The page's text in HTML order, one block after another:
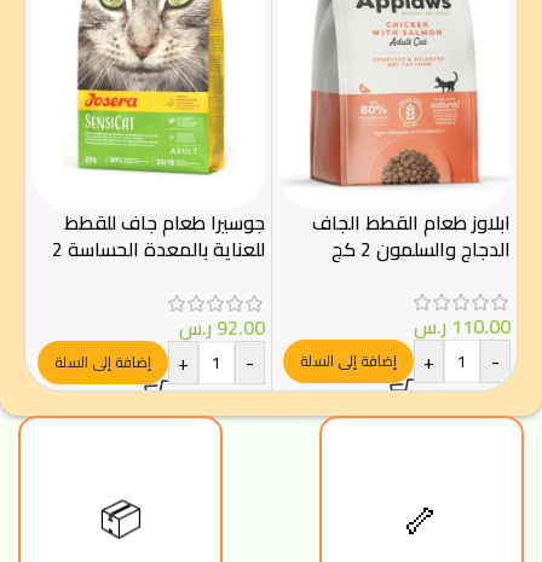
ابلاوز طعام القطط الجاف
الدجاج والسلمون 2 كج
110.00 ر.س
-
+ إضافة إلى السلة
جوسيرا طعام جاف للقطط
للعناية بالمعدة الحساسة 2
92.00ر.س
-
+ إضافة إلى السلة
🦴
📦